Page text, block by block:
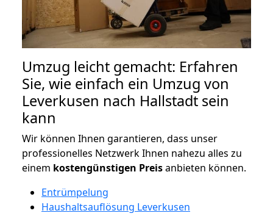
Umzug leicht gemacht: Erfahren
Sie, wie einfach ein Umzug von
Leverkusen nach Hallstadt sein
kann
Wir können Ihnen garantieren, dass unser
professionelles Netzwerk Ihnen nahezu alles zu
einem kostengünstigen Preisanbieten können.
Entrümpelung
Haushaltsauflösung Leverkusen